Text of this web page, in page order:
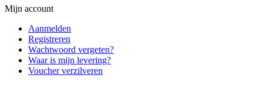
Mijn account
Aanmelden
Registreren
Wachtwoord vergeten?
Waar is mijn levering?
Voucher verzilveren